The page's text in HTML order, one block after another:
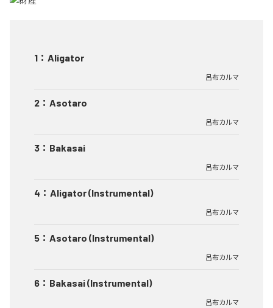
1 ： Aligator
呂布カルマ
2 ： Asotaro
呂布カルマ
3 ： Bakasai
呂布カルマ
4 ： Aligator (Instrumental)
呂布カルマ
5 ： Asotaro (Instrumental)
呂布カルマ
6 ： Bakasai (Instrumental)
呂布カルマ